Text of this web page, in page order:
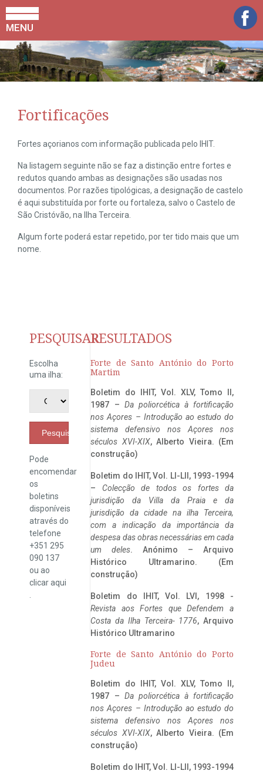
MENU
Fortificações
Fortes açorianos com informação publicada pelo IHIT.
Na listagem seguinte não se faz a distinção entre fortes e
redutos quando ambas as designações são usadas nos
documentos. Por razões tipológicas, a designação de castelo
é aqui substituída por forte ou fortaleza, salvo o Castelo de
São Cristóvão, na Ilha Terceira.
Algum forte poderá estar repetido, por ter tido mais que um
nome.
PESQUISAR
Escolha
uma ilha:
Pesquisar
Pode
encomendar
os
boletins
disponíveis
através do
telefone
+351 295
090 137
ou ao
clicaraqui
RESULTADOS
Forte de Santo António do Porto
Martim
Boletim do IHIT, Vol. XLV, Tomo II,
1987 – Da poliorcética à fortificação
nos Açores – Introdução ao estudo do
sistema defensivo nos Açores nos
séculos XVI-XIX, Alberto Vieira. (Em
construção)
Boletim do IHIT, Vol. LI-LII, 1993-1994
– Colecção de todos os fortes da
jurisdição da Villa da Praia e da
jurisdição da cidade na ilha Terceira,
com a indicação da importância da
despesa das obras necessárias em cada
um deles. Anónimo – Arquivo
Histórico Ultramarino. (Em
construção)
Boletim do IHIT, Vol. LVI, 1998 -
Revista aos Fortes que Defendem a
Costa da Ilha Terceira- 1776, Arquivo
Histórico Ultramarino
Forte de Santo António do Porto
Judeu
Boletim do IHIT, Vol. XLV, Tomo II,
1987 – Da poliorcética à fortificação
nos Açores – Introdução ao estudo do
sistema defensivo nos Açores nos
séculos XVI-XIX, Alberto Vieira. (Em
construção)
Boletim do IHIT, Vol. LI-LII, 1993-1994